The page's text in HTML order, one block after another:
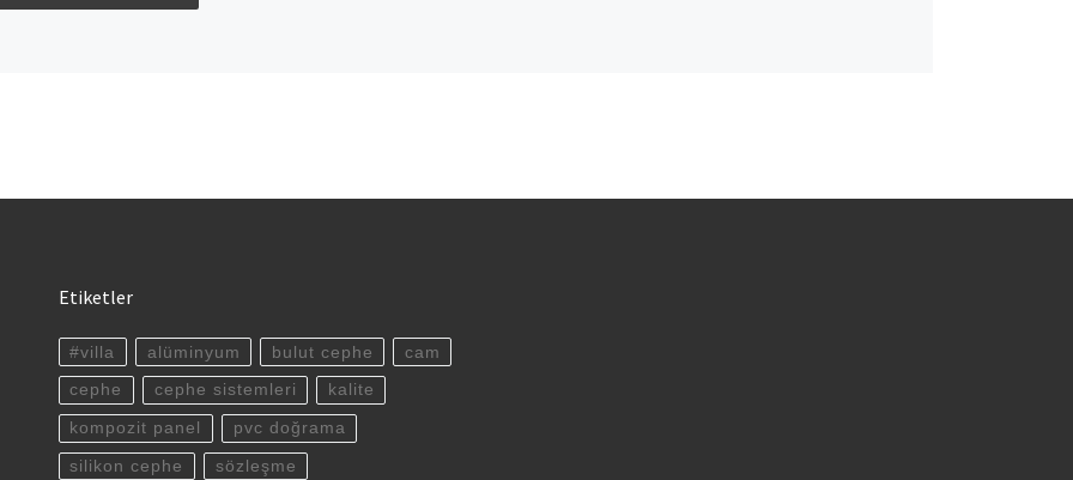
Etiketler
#villa alüminyum bulut cephe cam
cephe cephe sistemleri kalite
kompozit panel pvc doğrama
silikon cephe sözleşme